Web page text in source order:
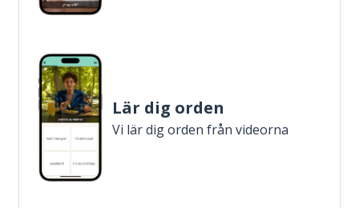
Lär dig orden
Vi lär dig orden från videorna